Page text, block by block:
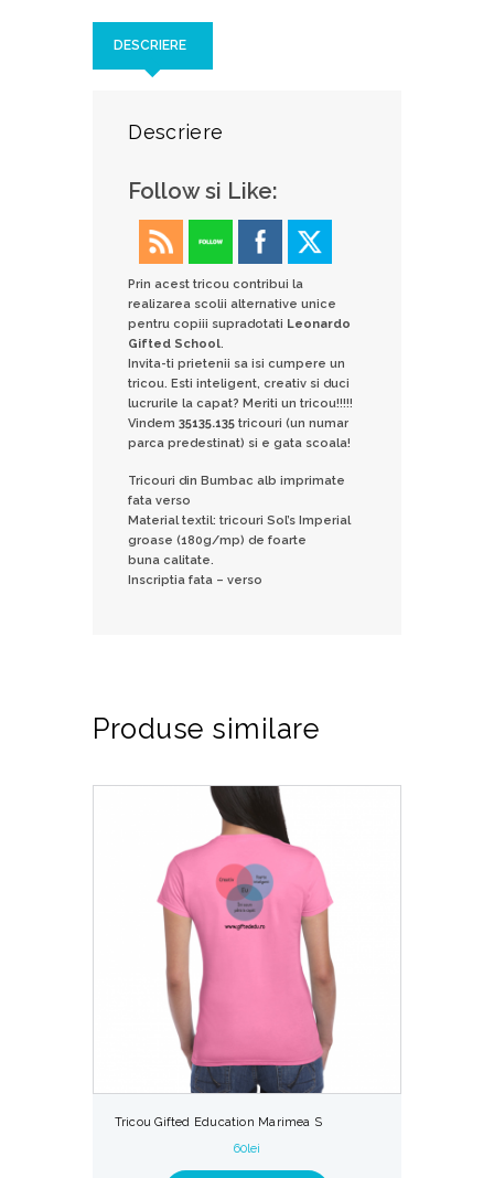
DESCRIERE
Descriere
Follow si Like:
Prin acest tricou contribui la
realizarea scolii alternative unice
pentru copiii supradotati Leonardo
Gifted School.
Invita-ti prietenii sa isi cumpere un
tricou. Esti inteligent, creativ si duci
lucrurile la capat? Meriti un tricou!!!!!
Vindem35135.135 tricouri (un numar
parca predestinat) si e gata scoala!
Tricouri din Bumbac alb imprimate
fata verso
Material textil: tricouri Sol’s Imperial
groase (180g/mp) de foarte
buna calitate.
Inscriptia fata – verso
Produse similare
Tricou Gifted Education Marimea S
60lei